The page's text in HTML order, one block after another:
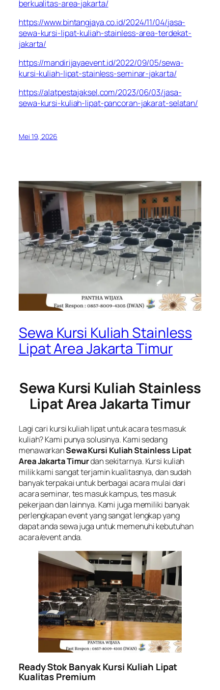
berkualitas-area-jakarta/
https://www.bintangjaya.co.id/2024/11/04/jasa-
sewa-kursi-lipat-kuliah-stainless-area-terdekat-
jakarta/
https://mandirijayaevent.id/2022/09/05/sewa-
kursi-kuliah-lipat-stainless-seminar-jakarta/
https://alatpestajaksel.com/2023/06/03/jasa-
sewa-kursi-kuliah-lipat-pancoran-jakarat-selatan/
Mei 19, 2026
Sewa Kursi Kuliah Stainless
Lipat Area Jakarta Timur
Sewa Kursi Kuliah Stainless
Lipat Area Jakarta Timur
Lagi cari kursi kuliah lipat untuk acara tes masuk
kuliah? Kami punya solusinya. Kami sedang
menawarkanSewa Kursi Kuliah Stainless Lipat
Area Jakarta Timurdan sekitarnya. Kursi kuliah
milik kami sangat terjamin kualitasnya, dan sudah
banyak terpakai untuk berbagai acara mulai dari
acara seminar, tes masuk kampus, tes masuk
pekerjaan dan lainnya. Kami juga memiliki banyak
perlengkapan event yang sangat lengkap yang
dapat anda sewa juga untuk memenuhi kebutuhan
acara/event anda.
Ready Stok Banyak Kursi Kuliah Lipat
Kualitas Premium